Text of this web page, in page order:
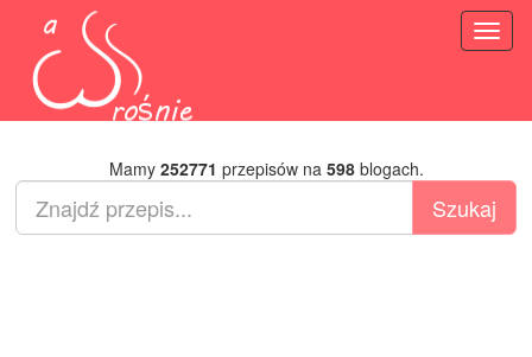
Mamy 252771 przepisów na 598blogach.